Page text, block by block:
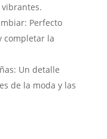
Perfecto
completar la
Un detalle
de la moda y las